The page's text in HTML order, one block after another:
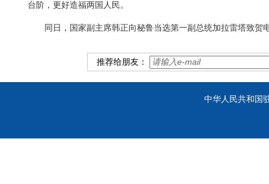
台阶，更好造福两国人民。
同日，国家副主席韩正向秘鲁当选第一副总统加拉雷塔致贺
推荐给朋友：
中华人民共和国